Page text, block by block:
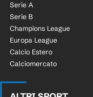
Serie A
Serie B
Champions League
Europa League
Calcio Estero
Calciomercato